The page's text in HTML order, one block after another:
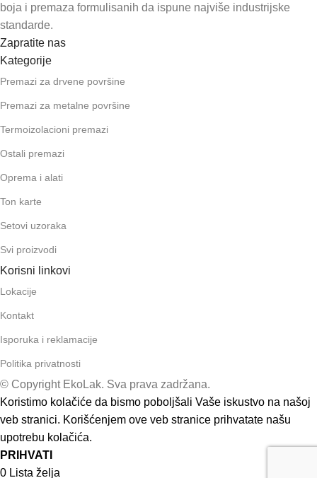
boja i premaza formulisanih da ispune najviše industrijske
standarde.
Zapratite nas
Kategorije
Premazi za drvene površine
Premazi za metalne površine
Termoizolacioni premazi
Ostali premazi
Oprema i alati
Ton karte
Setovi uzoraka
Svi proizvodi
Korisni linkovi
Lokacije
Kontakt
Isporuka i reklamacije
Politika privatnosti
© Copyright EkoLak. Sva prava zadržana.
Koristimo kolačiće da bismo poboljšali Vaše iskustvo na našoj
veb stranici. Korišćenjem ove veb stranice prihvatate našu
upotrebu kolačića.
PRIHVATI
0 Lista želja